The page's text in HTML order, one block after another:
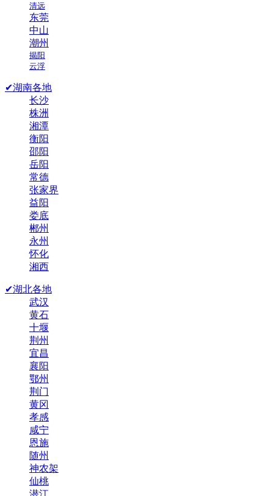
清远
东莞
中山
潮州
揭阳
云浮
✔湖南各地
长沙
株洲
湘潭
衡阳
邵阳
岳阳
常德
张家界
益阳
娄底
郴州
永州
怀化
湘西
✔湖北各地
武汉
黄石
十堰
荆州
宜昌
襄阳
鄂州
荆门
黄冈
孝感
咸宁
恩施
随州
神农架
仙桃
潜江